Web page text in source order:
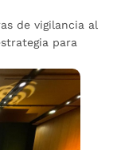
de vigilancia al
para